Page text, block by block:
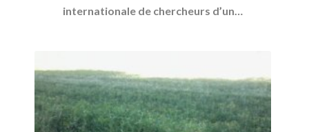
internationale de chercheurs d’un…